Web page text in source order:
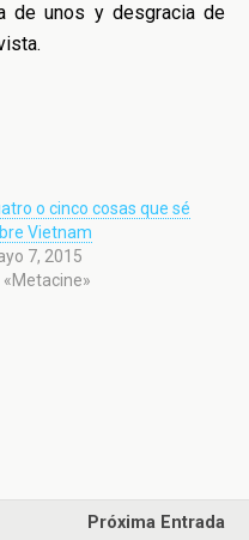
de unos y desgracia de
o cinco cosas que sé
Vietnam
7, 2015
«Metacine»
Próxima Entrada